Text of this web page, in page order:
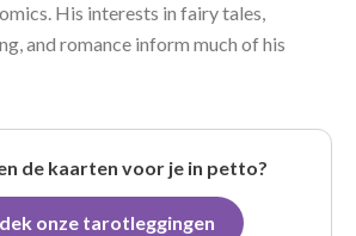
His interests in fairy tales,
and romance inform much of his
de kaarten voor je in petto?
onze tarotleggingen